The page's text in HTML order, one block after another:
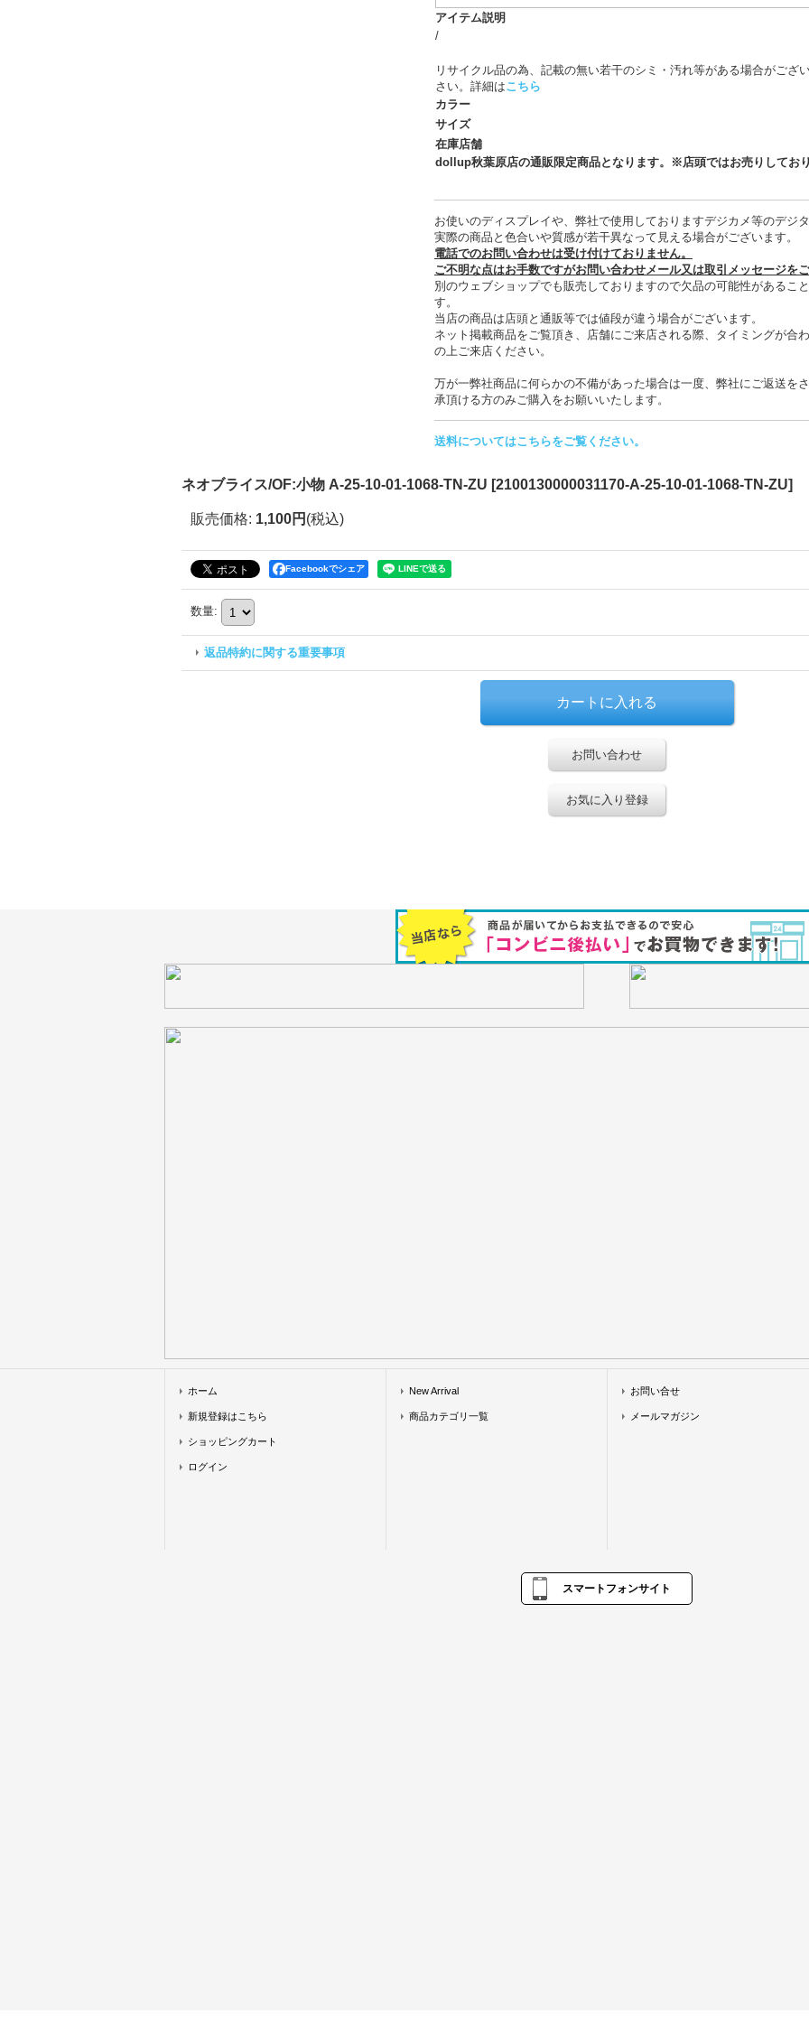
アイテム説明
/
リサイクル品の為、記載の無い若干のシミ・汚れ等がある場合がござ
さい。詳細はこちら
カラー
サイズ
在庫店舗
dollup秋葉原店の通販限定商品となります。※店頭ではお売りしており
お使いのディスプレイや、弊社で使用しておりますデジカメ等のデジ
実際の商品と色合いや質感が若干異なって見える場合がございます。
電話でのお問い合わせは受け付けておりません。
ご不明な点はお手数ですがお問い合わせメール又は取引メッセージをご
別のウェブショップでも販売しておりますので欠品の可能性があるこ
す。
当店の商品は店頭と通販等では値段が違う場合がございます。
ネット掲載商品をご覧頂き、店舗にご来店される際、タイミングが合
の上ご来店ください。
万が一弊社商品に何らかの不備があった場合は一度、弊社にご返送を
承頂ける方のみご購入をお願いいたします。
送料についてはこちらをご覧ください。
ネオブライス/OF:小物 A-25-10-01-1068-TN-ZU [2100130000031170-A-25-10-01-1068-TN-ZU]
販売価格: 1,100円 (税込)
Facebookでシェア
数量:
返品特約に関する重要事項
お問い合わせ
お気に入り登録
ホーム
新規登録はこちら
ショッピングカート
ログイン
New Arrival
商品カテゴリ一覧
お問い合せ
メールマガジン
スマートフォンサイト